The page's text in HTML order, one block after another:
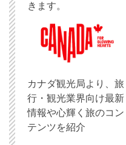
きます。
​カナダ観光局より、旅
行・観光業界向け最新
情報や心輝く旅のコン
テンツを紹介